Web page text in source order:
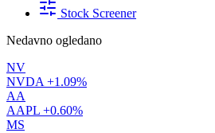
Stock Screener
Nedavno ogledano
NV
NVDA +1.09%
AA
AAPL +0.60%
MS